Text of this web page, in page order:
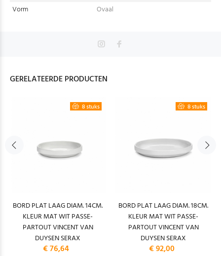
Vorm
Ovaal
GERELATEERDE PRODUCTEN
8 stuks
BORD PLAT LAAG DIAM. 14CM.
KLEUR MAT WIT PASSE-
PARTOUT VINCENT VAN
DUYSEN SERAX
€ 76,64
8 stuks
BORD PLAT LAAG DIAM. 18CM.
KLEUR MAT WIT PASSE-
PARTOUT VINCENT VAN
DUYSEN SERAX
€ 92,00